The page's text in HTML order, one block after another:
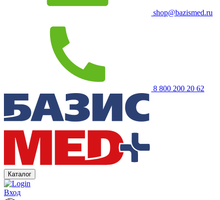
shop@bazismed.ru
8 800 200 20 62
Каталог
Вход